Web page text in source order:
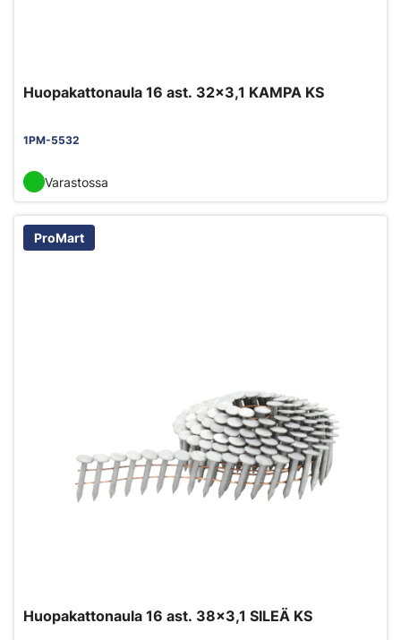
Huopakattonaula 16 ast. 32x3,1 KAMPA KS
1PM-5532
Varastossa
ProMart
Huopakattonaula 16 ast. 38x3,1 SILEÄ KS